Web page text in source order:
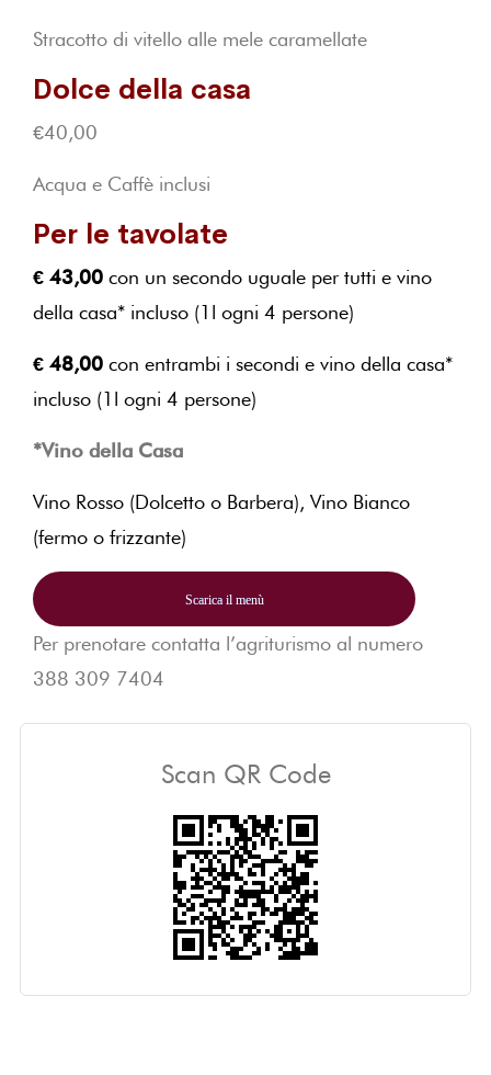
Stracotto di vitello alle mele caramellate
Dolce della casa
€40,00
Acqua e Caffè inclusi
Per le tavolate
€ 43,00 con un secondo uguale per tutti e vino
della casa* incluso (1l ogni 4 persone)
€ 48,00 con entrambi i secondi e vino della casa*
incluso (1l ogni 4 persone)
*Vino della Casa
Vino Rosso (Dolcetto o Barbera), Vino Bianco
(fermo o frizzante)
Scarica il menù
Per prenotare contatta l’agriturismo al numero
388 309 7404
Scan QR Code